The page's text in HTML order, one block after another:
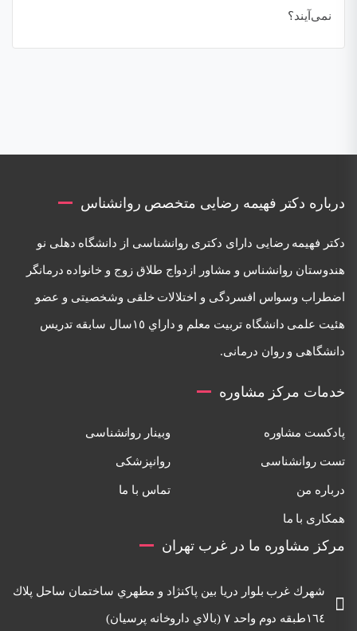
نمی‌آیند؟
درباره دکتر فهیمه رضایی متخصص روانشناس
دكتر فهيمه رضايی دارای دكتری روانشناسی از دانشگاه دهلی نو
هندوستان روانشناس و مشاور ازدواج طلاق زوج و خانواده درمانگر
اضطراب وسواس افسردگی و اختلالات خلقی وشخصيتی و عضو
هئيت علمی دانشگاه تربيت معلم و داراي ١٥سال سابقه تدريس
دانشگاهی و روان درمانی.
خدمات مرکز مشاوره
پادکست مشاوره وبینار روانشناسی
تست روانشناسی روانپزشکی
درباره من تماس با ما
همکاری با ما
مرکز مشاوره ما در غرب تهران
شهرك غرب بلوار دريا بين پاكنژاد و مطهري ساختمان ساحل پلاك
١٦٤طبقه دوم واحد ٧ (بالاي داروخانه پرسيان)